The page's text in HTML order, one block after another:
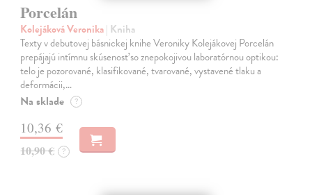
Porcelán
Kolejáková Veronika| Kniha
Texty v debutovej básnickej knihe Veroniky Kolejákovej Porcelán
prepájajú intímnu skúsenosť so znepokojivou laboratórnou optikou:
telo je pozorované, klasifikované, tvarované, vystavené tlaku a
deformácii,…
Na sklade ?
10,36 €
10,90 € ?